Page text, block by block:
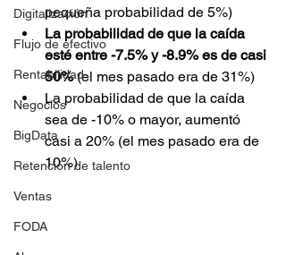
Digitalización
Flujo de efectivo
Rentabilidad
Negocios
BigData
Retención de talento
Ventas
FODA
pequeña probabilidad de 5%)
La probabilidad de que la caída
esté entre -7.5% y -8.9% es de casi
50% (el mes pasado era de 31%)
La probabilidad de que la caída
sea de -10% o mayor, aumentó
casi a 20% (el mes pasado era de
10%)